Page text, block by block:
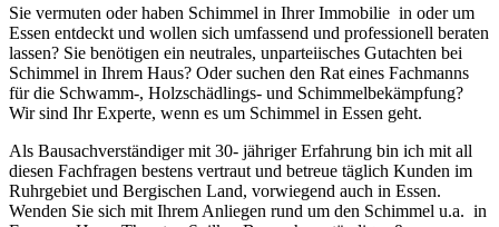
Sie vermuten oder haben Schimmel in Ihrer Immobilie in oder um
Essen entdeckt und wollen sich umfassend und professionell beraten
lassen? Sie benötigen ein neutrales, unparteiisches Gutachten bei
Schimmel in Ihrem Haus? Oder suchen den Rat eines Fachmanns
für die Schwamm-, Holzschädlings- und Schimmelbekämpfung?
Wir sind Ihr Experte, wenn es um Schimmel in Essen geht.
Als Bausachverständiger mit 30- jähriger Erfahrung bin ich mit all
diesen Fachfragen bestens vertraut und betreue täglich Kunden im
Ruhrgebiet und Bergischen Land, vorwiegend auch in Essen.
Wenden Sie sich mit Ihrem Anliegen rund um den Schimmel u.a. in